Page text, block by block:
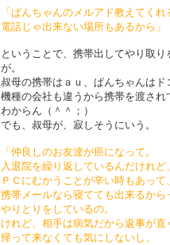
「ぱんちゃんのメルアド教えてくれ
電話じゃ出来ない場所もあるから」
ということで、携帯出してやり取り
が。
叔母の携帯はａｕ、ぱんちゃんはド
機種の会社も違うから携帯を渡され
わからん（＾＾；）
でも、叔母が、寂しそうにいう。
「仲良しのお友達が癌になって。
入退院を繰り返しているんだけれど
ＰＣにむかうことが辛い時もあって
携帯メールなら寝てても出来るから
やりとりをしているの。
けれど、相手は病気だから返事が直
帰って来なくても気にしないし、